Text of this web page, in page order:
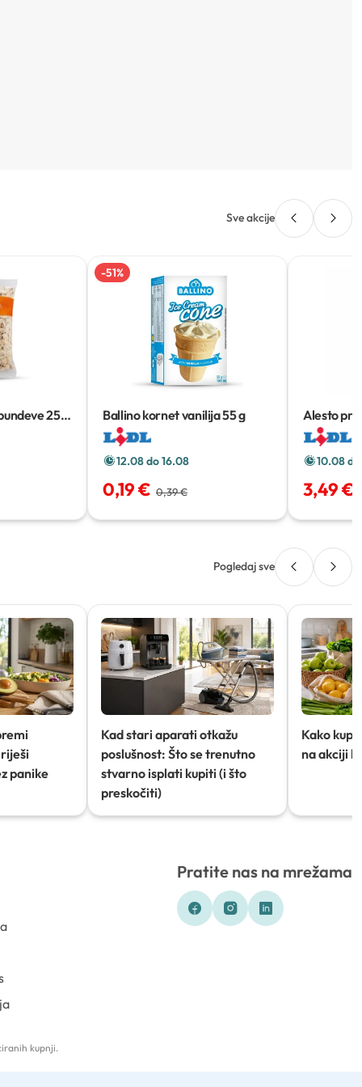
Sve akcije
250
-51%
Ballino kornet vanilija55 g
12.08 do 16.08
0,19 € 0,39 €
Alesto
10.08
3,49 €
Pogledaj sve
panike
Kad stari aparati otkažu
poslušnost: Što se trenutno
stvarno isplati kupiti (i što
preskočiti)
Kako
na akciji
Pratite nas na mrežama
kupnji.